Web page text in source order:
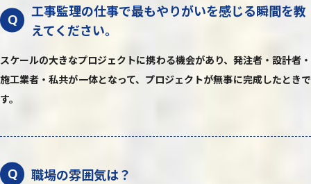
Q
工事監理の仕事で最もやりがいを感じる瞬間を教
えてください。
スケールの大きなプロジェクトに携わる機会があり、発注者・設計者・
施工業者・私共が一体となって、プロジェクトが無事に完成したときで
す。
Q 職場の雰囲気は？